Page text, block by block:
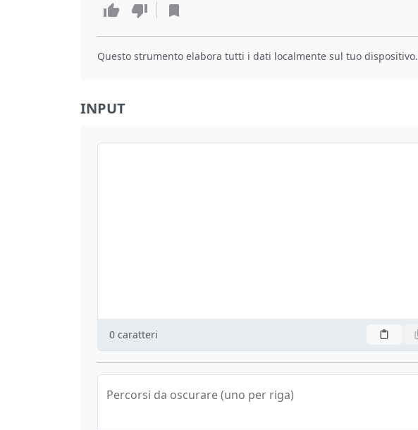
Questo strumento elabora tutti i dati localmente sul tuo dispositivo.
INPUT
0 caratteri
Percorsi da oscurare (uno per riga)